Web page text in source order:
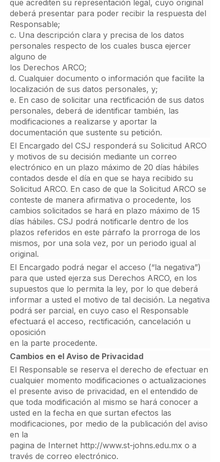
que acrediten su representación legal, cuyo original
deberá presentar para poder recibir la respuesta del
Responsable;
c. Una descripción clara y precisa de los datos
personales respecto de los cuales busca ejercer
alguno de
los Derechos ARCO;
d. Cualquier documento o información que facilite la
localización de sus datos personales, y;
e. En caso de solicitar una rectificación de sus datos
personales, deberá de identificar también, las
modificaciones a realizarse y aportar la
documentación que sustente su petición.
El Encargado del CSJ responderá su Solicitud ARCO
y motivos de su decisión mediante un correo
electrónico en un plazo máximo de 20 días hábiles
contados desde el día en que se haya recibido su
Solicitud ARCO. En caso de que la Solicitud ARCO se
conteste de manera afirmativa o procedente, los
cambios solicitados se hará en plazo máximo de 15
días hábiles. CSJ podrá notificarle dentro de los
plazos referidos en este párrafo la prorroga de los
mismos, por una sola vez, por un periodo igual al
original.
El Encargado podrá negar el acceso (“la negativa”)
para que usted ejerza sus Derechos ARCO, en los
supuestos que lo permita la ley, por lo que deberá
informar a usted el motivo de tal decisión. La negativa
podrá ser parcial, en cuyo caso el Responsable
efectuará el acceso, rectificación, cancelación u
oposición
en la parte procedente.
Cambios en el Aviso de Privacidad
El Responsable se reserva el derecho de efectuar en
cualquier momento modificaciones o actualizaciones
el presente aviso de privacidad, en el entendido de
que toda modificación al mismo se hará conocer a
usted en la fecha en que surtan efectos las
modificaciones, por medio de la publicación del aviso
en la
pagina de Internet http://www.st-johns.edu.mx o a
través de correo electrónico.